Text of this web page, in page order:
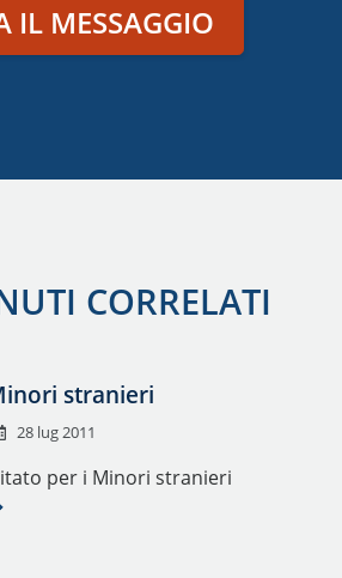
IL MESSAGGIO
CORRELATI
stranieri
28 lug 2011
per i Minori stranieri